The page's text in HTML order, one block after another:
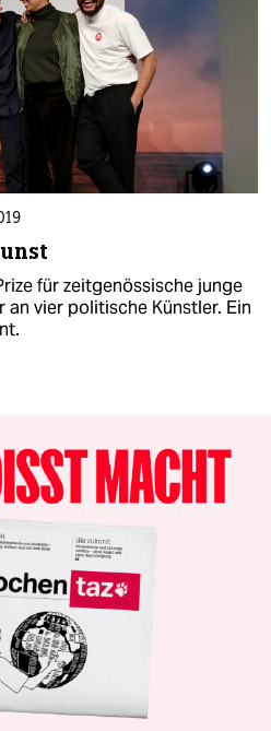
für zeitgenössische junge
an vier politische Künstler. Ein